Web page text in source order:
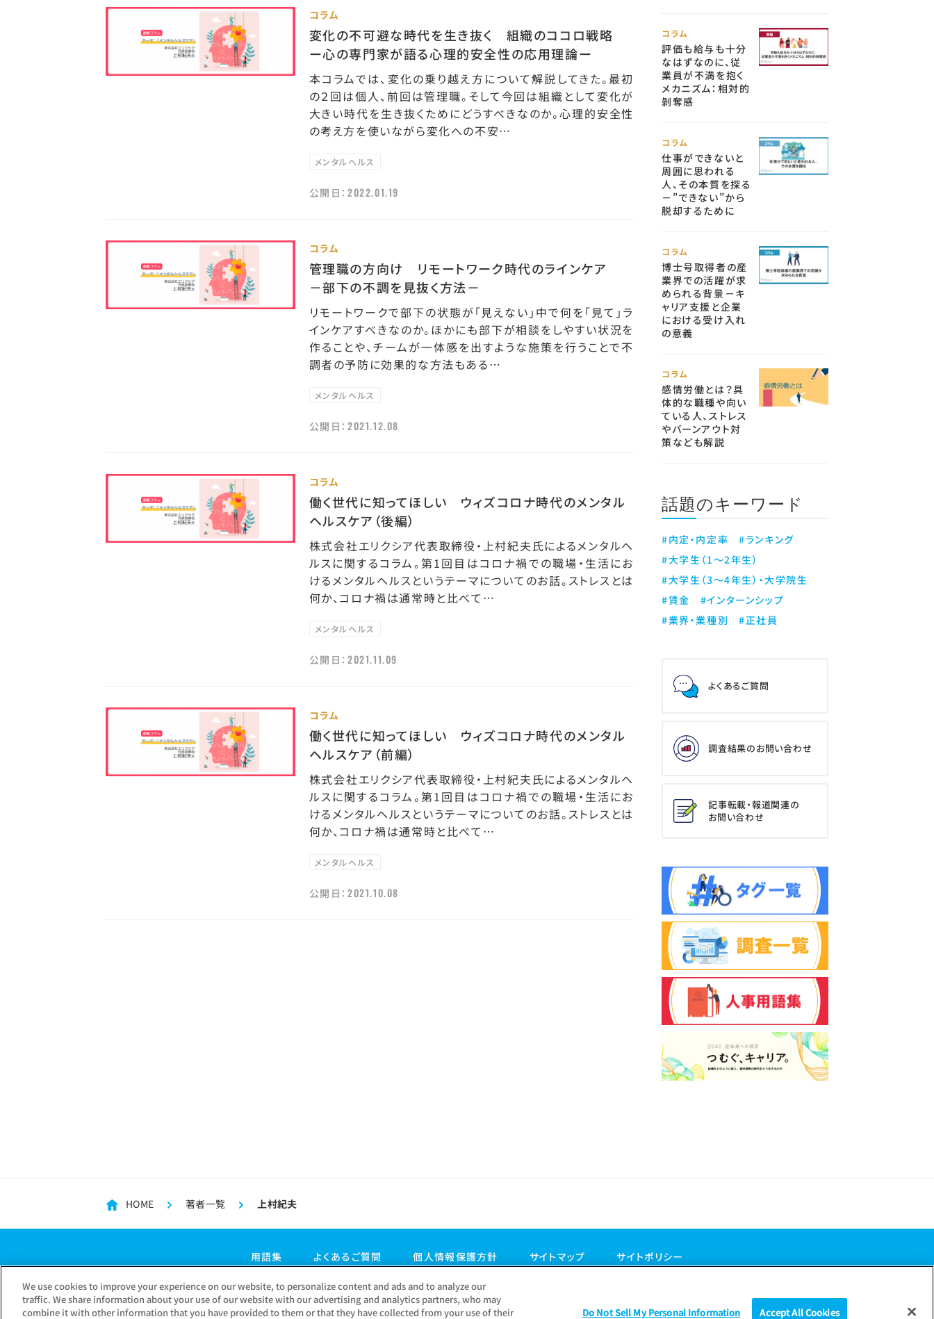
コラム
変化の不可避な時代を生き抜く 組織のココロ戦略
ー心の専門家が語る心理的安全性の応用理論ー
本コラムでは、変化の乗り越え方について解説してきた。最初
の２回は個人、前回は管理職。そして今回は組織として変化が
大きい時代を生き抜くためにどうすべきなのか。心理的安全性
の考え方を使いながら変化への不安…
メンタルヘルス
公開日：2022.01.19
コラム
管理職の方向け リモートワーク時代のラインケア
－部下の不調を見抜く方法－
リモートワークで部下の状態が「見えない」中で何を「見て」ラ
インケアすべきなのか。ほかにも部下が相談をしやすい状況を
作ることや、チームが一体感を出すような施策を行うことで不
調者の予防に効果的な方法もある…
メンタルヘルス
公開日：2021.12.08
コラム
働く世代に知ってほしい ウィズコロナ時代のメンタル
ヘルスケア（後編）
株式会社エリクシア代表取締役・上村紀夫氏によるメンタルヘ
ルスに関するコラム。第1回目はコロナ禍での職場・生活にお
けるメンタルヘルスというテーマについてのお話。ストレスとは
何か、コロナ禍は通常時と比べて…
メンタルヘルス
公開日：2021.11.09
コラム
働く世代に知ってほしい ウィズコロナ時代のメンタル
ヘルスケア（前編）
株式会社エリクシア代表取締役・上村紀夫氏によるメンタルヘ
ルスに関するコラム。第1回目はコロナ禍での職場・生活にお
けるメンタルヘルスというテーマについてのお話。ストレスとは
何か、コロナ禍は通常時と比べて…
メンタルヘルス
公開日：2021.10.08
コラム
評価も給与も十分
なはずなのに、従
業員が不満を抱く
メカニズム：相対的
剝奪感
コラム
仕事ができないと
周囲に思われる
人、その本質を探る
－”できない”から
脱却するために
コラム
博士号取得者の産
業界での活躍が求
められる背景－キ
ャリア支援と企業
における受け入れ
の意義
コラム
感情労働とは？具
体的な職種や向い
ている人、ストレス
やバーンアウト対
策なども解説
話題のキーワード
#内定・内定率
#ランキング
#大学生（1～2年生）
#大学生（3～4年生）・大学院生
#賃金
#インターンシップ
#業界・業種別
#正社員
よくあるご質問
調査結果のお問い合わせ
記事転載・報道関連の
お問い合わせ
HOME 著者一覧 上村紀夫
用語集 よくあるご質問 個人情報保護方針 サイトマップ サイトポリシー
We use cookies to improve your experience on our website, to personalize content and ads and to analyze our
traffic. We share information about your use of our website with our advertising and analytics partners, who may
combine it with other information that you have provided to them or that they have collected from your use of their
Do Not Sell My Personal Information Accept All Cookies